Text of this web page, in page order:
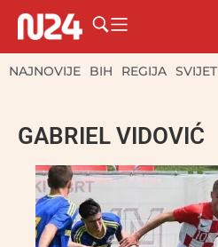
NAJNOVIJE BIH REGIJA SVIJET
GABRIEL VIDOVIĆ